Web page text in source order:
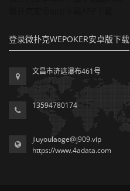
登录微扑克WEPOKER安卓版下载
文昌市济遮瀑布461号
13594780174
jiuyoulaoge@j909.vip
https://www.4adata.com